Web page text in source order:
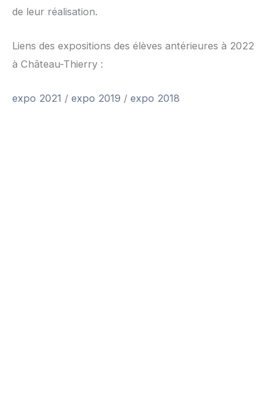
de leur réalisation.
Liens des expositions des élèves antérieures à 2022
à Château-Thierry :
expo 2021 / expo 2019 / expo 2018